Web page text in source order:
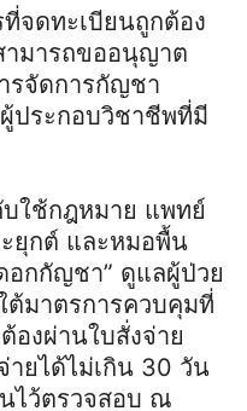
จดทะเบียนถูกต้อง
ามารถขออนุญาต
รจัดการกัญชา
ประกอบวิชาชีพที่มี
บใช้กฎหมาย แพทย์
ยุกต์ และหมอพื้น
อกกัญชา” ดูแลผู้ป่วย
มาตรการควบคุมที่
องผ่านใบสั่งจ่าย
ยได้ไม่เกิน 30 วัน
ไว้ตรวจสอบ ณ